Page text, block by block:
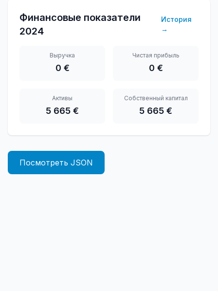
Финансовые показатели
2024
История
→
Выручка
0 €
Чистая прибыль
0 €
Активы
5 665 €
Собственный капитал
5 665 €
Посмотреть JSON